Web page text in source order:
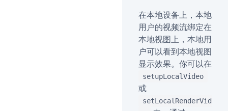
在本地设备上，本地
用户的视频流绑定在
本地视图上，本地用
户可以看到本地视图
显示效果。你可以在
setupLocalVideo
或
setLocalRenderVid